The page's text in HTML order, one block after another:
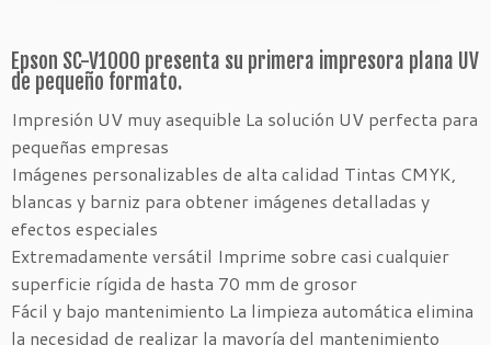
Epson SC-V1000 presenta su primera impresora plana UV
de pequeño formato.
Impresión UV muy asequible La solución UV perfecta para
pequeñas empresas
Imágenes personalizables de alta calidad Tintas CMYK,
blancas y barniz para obtener imágenes detalladas y
efectos especiales
Extremadamente versátil Imprime sobre casi cualquier
superficie rígida de hasta 70 mm de grosor
Fácil y bajo mantenimiento La limpieza automática elimina
la necesidad de realizar la mayoría del mantenimiento